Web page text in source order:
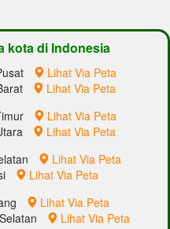
kota di Indonesia
Lihat Via Peta
Lihat Via Peta
Lihat Via Peta
Lihat Via Peta
Lihat Via Peta
Lihat Via Peta
Lihat Via Peta
Lihat Via Peta